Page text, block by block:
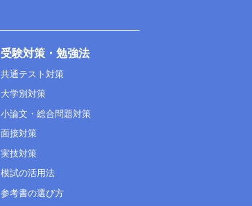
受験対策・勉強法
共通テスト対策
大学別対策
小論文・総合問題対策
面接対策
実技対策
模試の活用法
参考書の選び方